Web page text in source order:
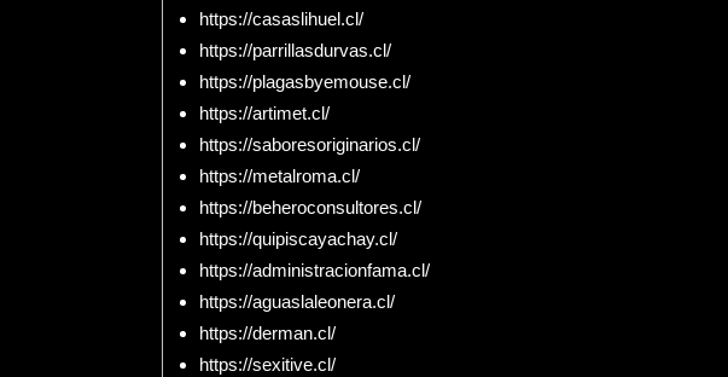
https://casaslihuel.cl/
https://parrillasdurvas.cl/
https://plagasbyemouse.cl/
https://artimet.cl/
https://saboresoriginarios.cl/
https://metalroma.cl/
https://beheroconsultores.cl/
https://quipiscayachay.cl/
https://administracionfama.cl/
https://aguaslaleonera.cl/
https://derman.cl/
https://sexitive.cl/